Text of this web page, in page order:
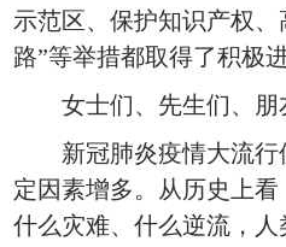
示范区、保护知识产权
路”等举措都取得了积极进
女士们、先生们、朋
新冠肺炎疫情大流
定因素增多。从历史上看
什么灾难、什么逆流，人